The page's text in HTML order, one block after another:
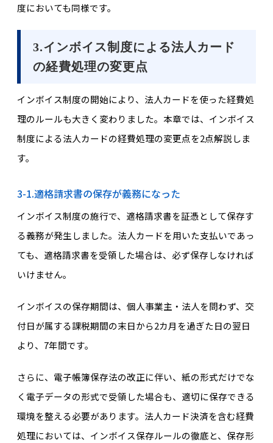
度においても同様です。
3.インボイス制度による法人カード
の経費処理の変更点
インボイス制度の開始により、法人カードを使った経費処
理のルールも大きく変わりました。本章では、インボイス
制度による法人カードの経費処理の変更点を2点解説しま
す。
3-1.適格請求書の保存が義務になった
インボイス制度の施行で、適格請求書を証憑として保存す
る義務が発生しました。法人カードを用いた支払いであっ
ても、適格請求書を受領した場合は、必ず保存しなければ
いけません。
インボイスの保存期間は、個人事業主・法人を問わず、交
付日が属する課税期間の末日から2カ月を過ぎた日の翌日
より、7年間です。
さらに、電子帳簿保存法の改正に伴い、紙の形式だけでな
く電子データの形式で受領した場合も、適切に保存できる
環境を整える必要があります。法人カード決済を含む経費
処理においては、インボイス保存ルールの徹底と、保存形